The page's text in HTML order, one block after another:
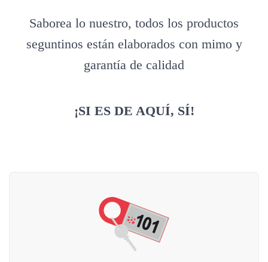
Saborea lo nuestro, todos los productos
seguntinos están elaborados con mimo y
garantía de calidad
¡SI ES DE AQUÍ, SÍ!